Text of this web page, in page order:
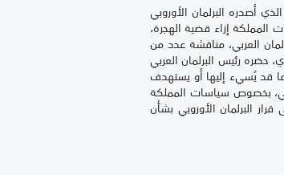
أصدره البرلمان الأوروبي
إزاء قضية الهجرة،
العربي، مناقشة عدد من
ومنها قرار البرلمان الأوروبي الصادر في 10 يونيو الجاري، حضره رئيس البرلمان العربي
قد يُسيء إليها أو يستهدف
بخصوص سياسات المملكة
البرلمان الأوروبي بشأن